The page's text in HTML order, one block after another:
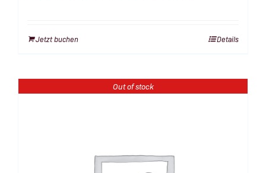
Jetzt buchen Details
Out of stock